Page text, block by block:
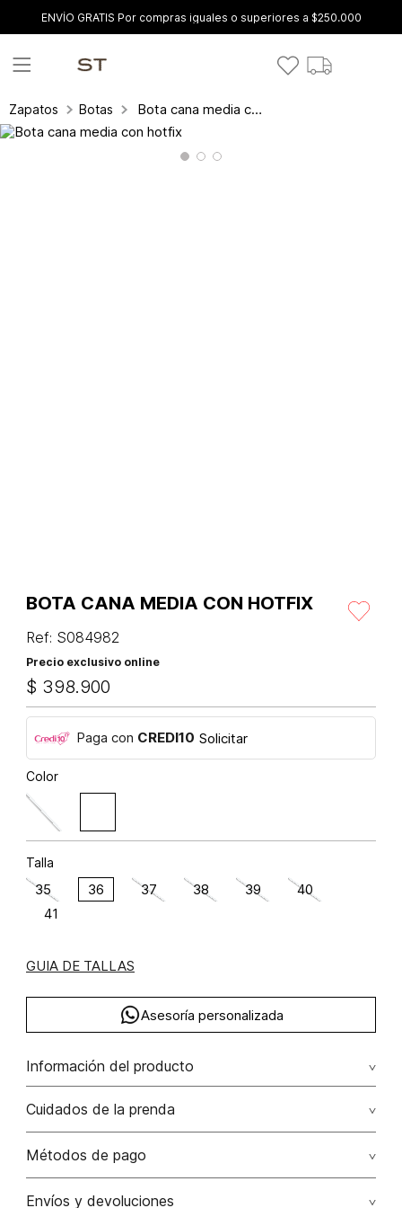
ENVÍO GRATIS Por compras iguales o superiores a $250.000
Zapatos Botas Bota cana media con hotfix
BOTA CANA MEDIA CON HOTFIX
Ref: S084982
Precio exclusivo online
$ 398.900
Paga con CREDI10 Solicitar
Color
Talla
35 36 37 38 39
40
41
GUIA DE TALLAS
Asesoría personalizada
Información del producto
Cuidados de la prenda
Métodos de pago
Tarjetas de crédito: Visa, Dinners, Master Card y American
Envíos y devoluciones